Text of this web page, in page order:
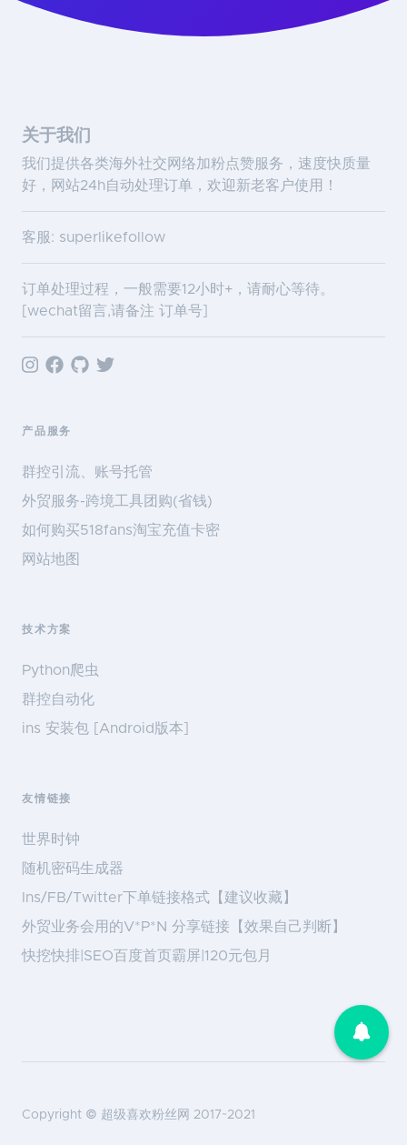
关于我们
我们提供各类海外社交网络加粉点赞服务，速度快质量
好，网站24h自动处理订单，欢迎新老客户使用！
客服: superlikefollow
订单处理过程，一般需要12小时+，请耐心等待。
[wechat留言,请备注 订单号]
产品服务
群控引流、账号托管
外贸服务-跨境工具团购(省钱)
如何购买518fans淘宝充值卡密
网站地图
技术方案
Python爬虫
群控自动化
ins 安装包 [Android版本]
友情链接
世界时钟
随机密码生成器
Ins/FB/Twitter下单链接格式【建议收藏】
外贸业务会用的V*P*N 分享链接【效果自己判断】
快挖快排|SEO百度首页霸屏|120元包月
Copyright © 超级喜欢粉丝网 2017~2021